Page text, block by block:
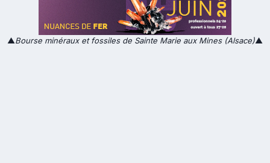
▲Bourse minéraux et fossiles de Sainte Marie aux Mines (Alsace)▲